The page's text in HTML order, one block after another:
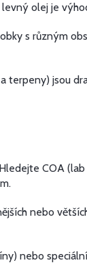
olej je
s různým
terpeny) jsou
COA
nebo
nebo